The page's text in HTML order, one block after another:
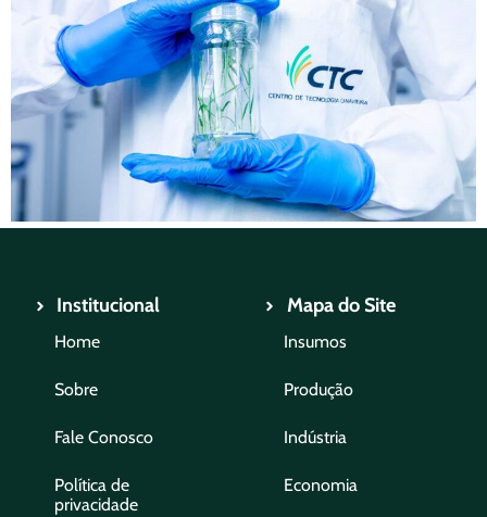
Institucional
Home
Sobre
Fale Conosco
Política de
privacidade
Mapa do Site
Insumos
Produção
Indústria
Economia